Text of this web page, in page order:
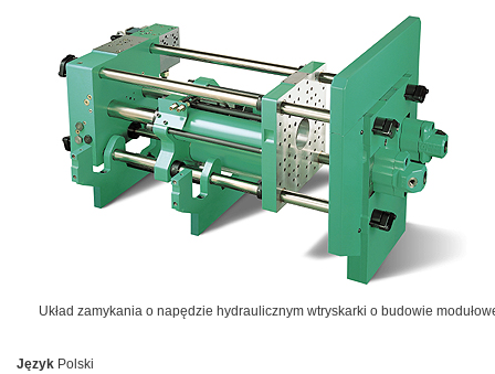
Układ zamykania o napędzie hydraulicznym wtryskarki o budowie
Język Polski